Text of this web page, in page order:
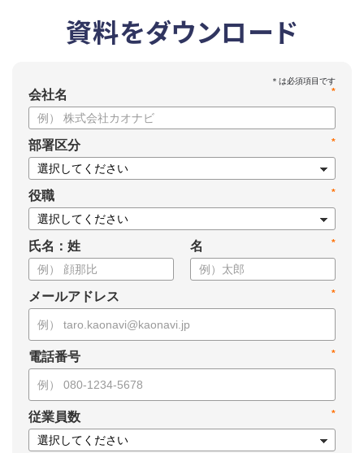
資料をダウンロード
*
会社名
*
部署区分
*
役職
氏名：姓 *
名
*
メールアドレス
*
電話番号
*
従業員数